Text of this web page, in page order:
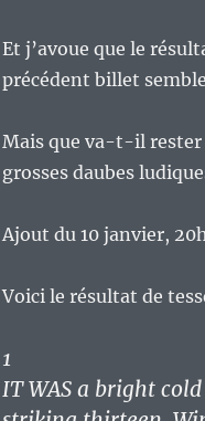
Et j’avoue que le
précédent billet
Mais que va-t-il rester
grosses daubes
Ajout du 10 janvier,
Voici le résultat de
1
IT WAS a bright